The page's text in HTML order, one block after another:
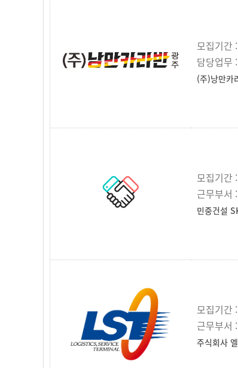
모집기간 :
담당업무 :
(주)낭만카
모집기간 :
근무부서 :
민중건설
모집기간 :
근무부서 :
주식회사